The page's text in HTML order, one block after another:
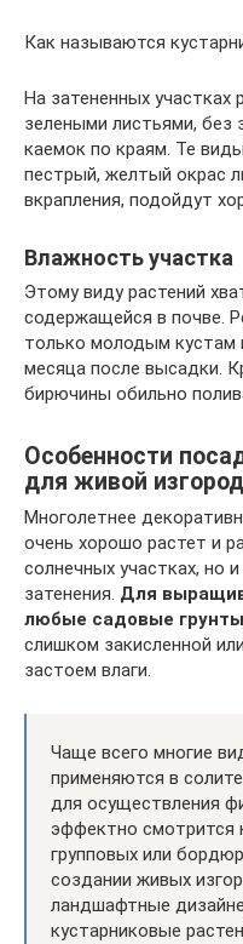
Как называются
На затененных участках
зелеными листьями, без
каемок по краям. Те
пестрый, желтый окрас
вкрапления, подойдут
Влажность участка
Этому виду растений
содержащейся в почве.
только молодым кустам
месяца после высадки.
бирючины обильно
Особенности
для живой
Многолетнее
очень хорошо растет и
солнечных участках, но
затенения. Для
любые садовые грунты
слишком закисленной
застоем влаги.
Чаще всего многие
применяются в
для осуществления
эффектно смотрится
групповых или
создании живых
ландшафтные
кустарниковые